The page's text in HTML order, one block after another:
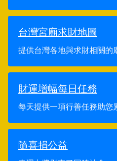
台灣宮廟求財地圖
提供台灣各地與求財相關的
財運增幅每日任務
每天提供一項行善任務助您
隨喜捐公益